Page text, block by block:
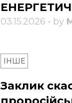
03.15.2026 • by
ІНШЕ
Заклик